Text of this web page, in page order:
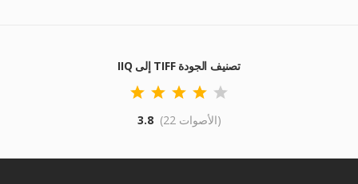
IIQ إلى TIFF تصنيف الجودة
3.8 (22 الأصوات)